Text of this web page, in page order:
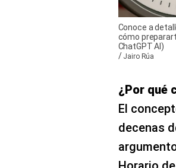
Conoce a
cómo
ChatGPT AI)
/ Jairo Rúa
¿Por qué
El
decenas